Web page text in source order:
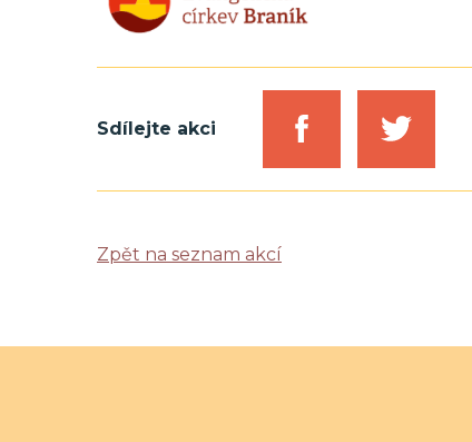
Sdílejte akci
Zpět na seznam akcí